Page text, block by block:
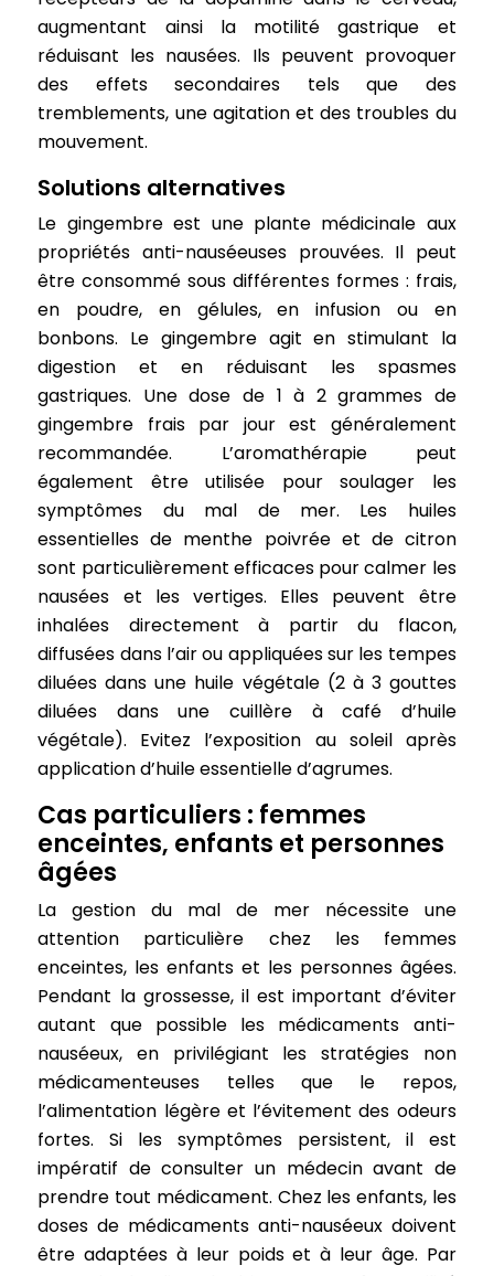
augmentant ainsi la motilité gastrique et
réduisant les nausées. Ils peuvent provoquer
des effets secondaires tels que des
tremblements, une agitation et des troubles du
mouvement.
Solutions alternatives
Le gingembre est une plante médicinale aux
propriétés anti-nauséeuses prouvées. Il peut
être consommé sous différentes formes : frais,
en poudre, en gélules, en infusion ou en
bonbons. Le gingembre agit en stimulant la
digestion et en réduisant les spasmes
gastriques. Une dose de 1 à 2 grammes de
gingembre frais par jour est généralement
recommandée. L’aromathérapie peut
également être utilisée pour soulager les
symptômes du mal de mer. Les huiles
essentielles de menthe poivrée et de citron
sont particulièrement efficaces pour calmer les
nausées et les vertiges. Elles peuvent être
inhalées directement à partir du flacon,
diffusées dans l’air ou appliquées sur les tempes
diluées dans une huile végétale (2 à 3 gouttes
diluées dans une cuillère à café d’huile
végétale). Evitez l’exposition au soleil après
application d’huile essentielle d’agrumes.
Cas particuliers : femmes
enceintes, enfants et personnes
âgées
La gestion du mal de mer nécessite une
attention particulière chez les femmes
enceintes, les enfants et les personnes âgées.
Pendant la grossesse, il est important d’éviter
autant que possible les médicaments anti-
nauséeux, en privilégiant les stratégies non
médicamenteuses telles que le repos,
l’alimentation légère et l’évitement des odeurs
fortes. Si les symptômes persistent, il est
impératif de consulter un médecin avant de
prendre tout médicament. Chez les enfants, les
doses de médicaments anti-nauséeux doivent
être adaptées à leur poids et à leur âge. Par